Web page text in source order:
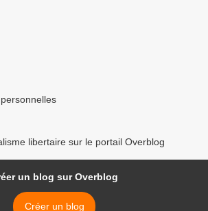
libertaire sur le portail Overblog
un blog sur Overblog
Créer un blog